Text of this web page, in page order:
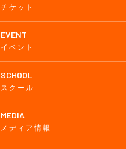
チケット
EVENT
イベント
SCHOOL
スクール
MEDIA
メディア情報